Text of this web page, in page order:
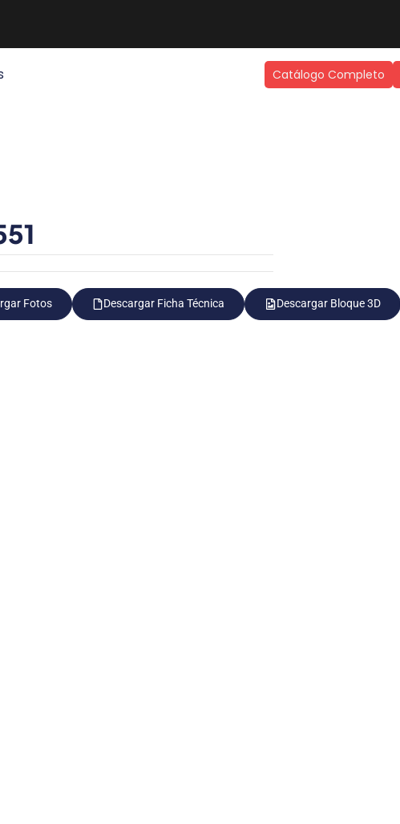
Catálogo Completo
Fotos Descargar Ficha Técnica Descargar Bloque 3D